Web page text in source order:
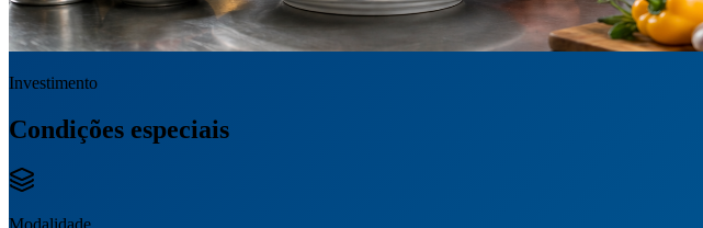
Investimento
Condições especiais
Modalidade